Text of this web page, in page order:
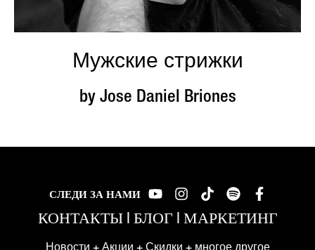
Мужские стрижки
by Jose Daniel Briones
СЛЕДИ ЗА НАМИ
КОНТАКТЫ| БЛОГ | МАРКЕТИНГ